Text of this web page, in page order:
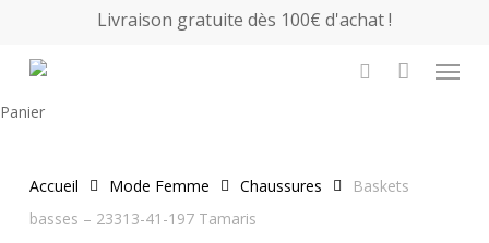
main
Livraison gratuite dès 100€ d'achat !
Menu
PanierClose
Accueil Mode Femme Chaussures
Baskets
basses – 23313-41-197 Tamaris